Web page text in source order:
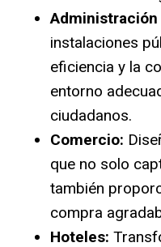
Administración
instalaciones
eficiencia y la
entorno
ciudadanos.
Comercio:
que no solo
también
compra
Hoteles: